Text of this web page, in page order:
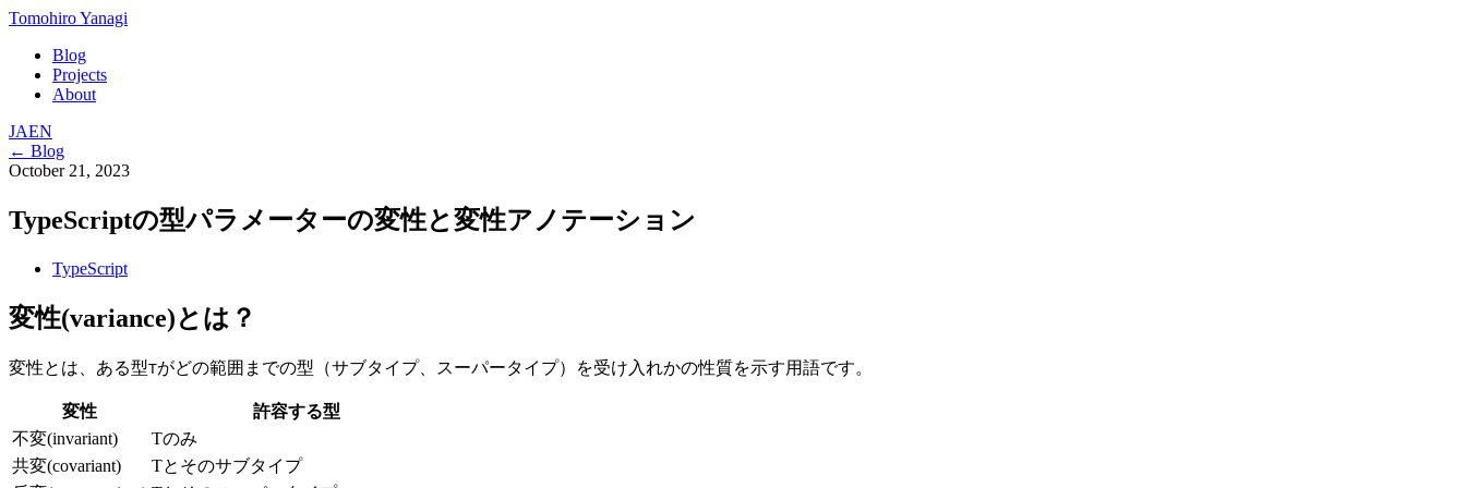
Tomohiro Yanagi
Blog
Projects
About
JAEN
← Blog
October 21, 2023
TypeScriptの型パラメーターの変性と変性アノテーション
TypeScript
変性(variance)とは？
変性とは、ある型Tがどの範囲までの型（サブタイプ、スーパータイプ）を受け入れかの性質を示す用語です。
変性
許容する型
不変(invariant)
Tのみ
共変(covariant)
Tとそのサブタイプ